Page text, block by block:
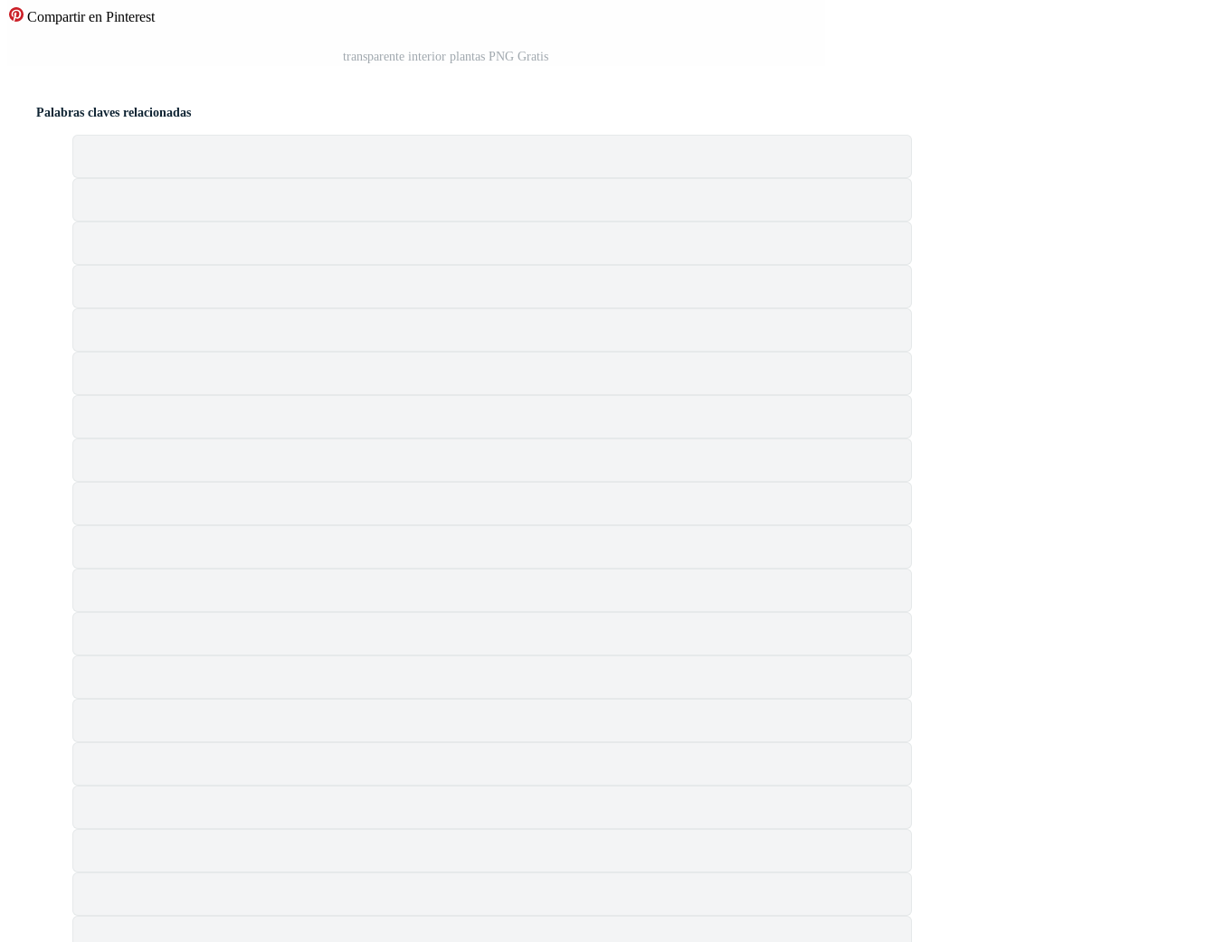
Compartir en Pinterest
transparente interior plantas PNG Gratis
Palabras claves relacionadas